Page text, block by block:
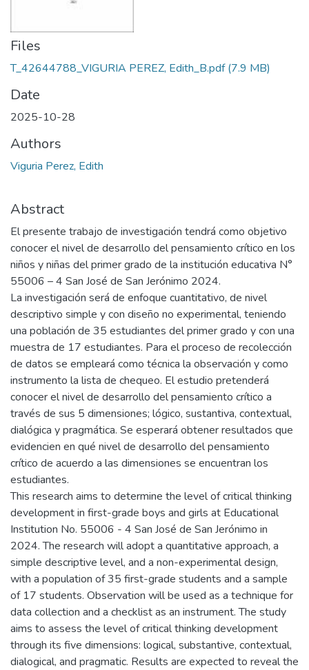
Files
T_42644788_VIGURIA PEREZ, Edith_B.pdf(7.9 MB)
Date
2025-10-28
Authors
Viguria Perez, Edith
Abstract
El presente trabajo de investigación tendrá como objetivo
conocer el nivel de desarrollo del pensamiento crítico en los
niños y niñas del primer grado de la institución educativa N°
55006 – 4 San José de San Jerónimo 2024.
La investigación será de enfoque cuantitativo, de nivel
descriptivo simple y con diseño no experimental, teniendo
una población de 35 estudiantes del primer grado y con una
muestra de 17 estudiantes. Para el proceso de recolección
de datos se empleará como técnica la observación y como
instrumento la lista de chequeo. El estudio pretenderá
conocer el nivel de desarrollo del pensamiento crítico a
través de sus 5 dimensiones; lógico, sustantiva, contextual,
dialógica y pragmática. Se esperará obtener resultados que
evidencien en qué nivel de desarrollo del pensamiento
crítico de acuerdo a las dimensiones se encuentran los
estudiantes.
This research aims to determine the level of critical thinking
development in first-grade boys and girls at Educational
Institution No. 55006 - 4 San José de San Jerónimo in
2024. The research will adopt a quantitative approach, a
simple descriptive level, and a non-experimental design,
with a population of 35 first-grade students and a sample
of 17 students. Observation will be used as a technique for
data collection and a checklist as an instrument. The study
aims to assess the level of critical thinking development
through its five dimensions: logical, substantive, contextual,
dialogical, and pragmatic. Results are expected to reveal the